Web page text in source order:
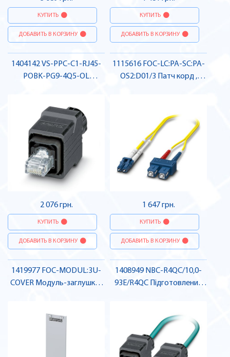
КУПИТЬ
ДОБАВИТЬ В КОРЗИНУ
КУПИТЬ
ДОБАВИТЬ В КОРЗИНУ
1404142 VS-PPC-C1-RJ45-
POBK-PG9-4Q5-OL
2 076 грн.
КУПИТЬ
ДОБАВИТЬ В КОРЗИНУ
1115616 FOC-LC:PA-SC:PA-
OS2:D01/3 Патч корд ,
1 647 грн.
КУПИТЬ
ДОБАВИТЬ В КОРЗИНУ
1419977 FOC-MODUL:3U-
COVER Модуль-заглушка ,
1408949 NBC-R4QC/10,0-
93E/R4QC Підготовлений